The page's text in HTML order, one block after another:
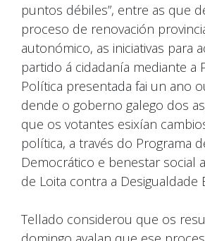
puntos débiles”, entre as que
proceso de renovación
autonómico, as iniciativas para
partido á cidadanía mediante a
Política presentada fai un ano
dende o goberno galego dos
que os votantes esixían
política, a través do Programa
Democrático e benestar social
de Loita contra a Desigualdade
Tellado considerou que os